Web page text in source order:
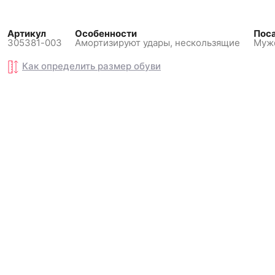
Артикул
305381-003
Особенности
Амортизируют удары, нескользящиe
Как определить размер обуви
Как определить размер обуви